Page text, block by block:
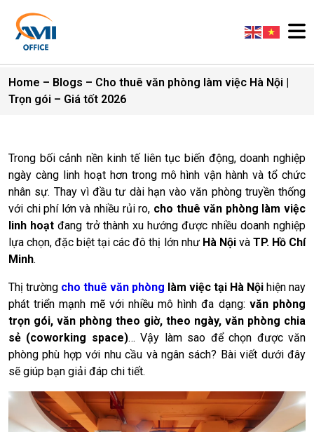
Home – Blogs – Cho thuê văn phòng làm việc Hà Nội |
Trọn gói – Giá tốt 2026
Trong bối cảnh nền kinh tế liên tục biến động, doanh nghiệp
ngày càng linh hoạt hơn trong mô hình vận hành và tổ chức
nhân sự. Thay vì đầu tư dài hạn vào văn phòng truyền thống
với chi phí lớn và nhiều rủi ro, cho thuê văn phòng làm việc
linh hoạt đang trở thành xu hướng được nhiều doanh nghiệp
lựa chọn, đặc biệt tại các đô thị lớn như Hà Nộivà TP. Hồ Chí
Minh.
Thị trường cho thuê văn phòng làm việc tại Hà Nội hiện nay
phát triển mạnh mẽ với nhiều mô hình đa dạng: văn phòng
trọn gói, văn phòng theo giờ, theo ngày, văn phòng chia
sẻ (coworking space)… Vậy làm sao để chọn được văn
phòng phù hợp với nhu cầu và ngân sách? Bài viết dưới đây
sẽ giúp bạn giải đáp chi tiết.